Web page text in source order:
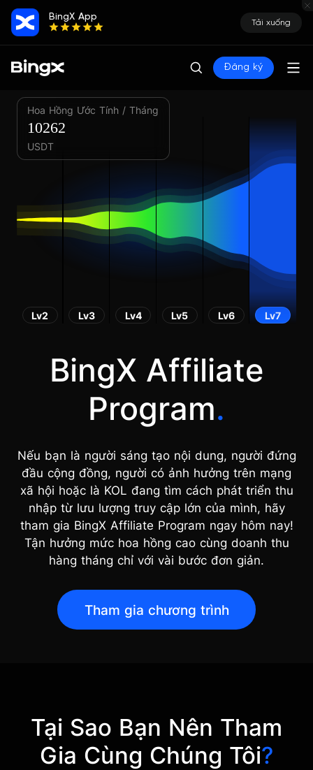
BingX App
Tải xuống
Đăng ký
Hoa Hồng Ước Tính / Tháng
10262
USDT
Lv2 Lv3 Lv4 Lv5 Lv6 Lv7
BingX Affiliate
Program.
Nếu bạn là người sáng tạo nội dung, người đứng
đầu cộng đồng, người có ảnh hưởng trên mạng
xã hội hoặc là KOL đang tìm cách phát triển thu
nhập từ lưu lượng truy cập lớn của mình, hãy
tham gia BingX Affiliate Program ngay hôm nay!
Tận hưởng mức hoa hồng cao cùng doanh thu
hàng tháng chỉ với vài bước đơn giản.
Tham gia chương trình
Tại Sao Bạn Nên Tham
Gia Cùng Chúng Tôi?